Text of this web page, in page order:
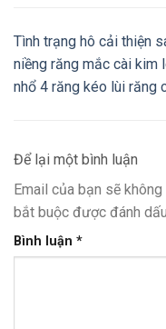
Tình trạng hô cải thiện
niềng răng mắc cài kim
nhổ 4 răng kéo lùi răng
Để lại một bình luận
Email của bạn sẽ
bắt buộc được đánh dấu
Bình luận *